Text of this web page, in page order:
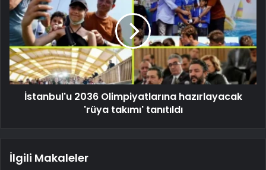
İstanbul'u 2036 Olimpiyatlarına hazırlayacak
'rüya takımı' tanıtıldı
İlgili Makaleler